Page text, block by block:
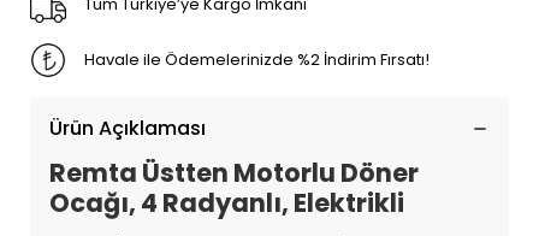
Havale ile Ödemelerinizde %2 İndirim Fırsatı!
Ürün Açıklaması
Remta Üstten Motorlu Döner
Ocağı, 4 Radyanlı, Elektrikli